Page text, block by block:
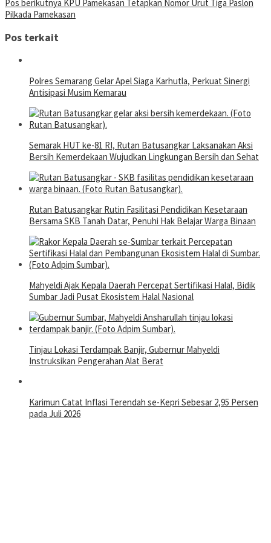
Pos berikutnya KPU Pamekasan Tetapkan Nomor Urut Tiga Paslon
Pilkada Pamekasan
Pos terkait
Polres Semarang Gelar Apel Siaga Karhutla, Perkuat Sinergi
Antisipasi Musim Kemarau
Semarak HUT ke-81 RI, Rutan Batusangkar Laksanakan Aksi
Bersih Kemerdekaan Wujudkan Lingkungan Bersih dan Sehat
Rutan Batusangkar Rutin Fasilitasi Pendidikan Kesetaraan
Bersama SKB Tanah Datar, Penuhi Hak Belajar Warga Binaan
Mahyeldi Ajak Kepala Daerah Percepat Sertifikasi Halal, Bidik
Sumbar Jadi Pusat Ekosistem Halal Nasional
Tinjau Lokasi Terdampak Banjir, Gubernur Mahyeldi
Instruksikan Pengerahan Alat Berat
Karimun Catat Inflasi Terendah se-Kepri Sebesar 2,95 Persen
pada Juli 2026